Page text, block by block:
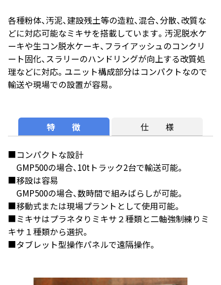
各種粉体、汚泥、建設残土等の造粒、混合、分散、改質な
どに対応可能なミキサを搭載しています。汚泥脱水ケ
ーキや生コン脱水ケーキ、フライアッシュのコンクリ
ート固化、スラリーのハンドリングが向上する改質処
理などに対応。ユニット構成部分はコンパクトなので
輸送や現場での設置が容易。
特 徴 仕 様
■コンパクトな設計
GMP500の場合、10tトラック2台で輸送可能。
■移設は容易
GMP500の場合、数時間で組みばらしが可能。
■移動式または現場プラントとして使用可能。
■ミキサはプラネタりミキサ２種類と二軸強制練りミ
キサ１種類から選択。
■タブレット型操作パネルで遠隔操作。